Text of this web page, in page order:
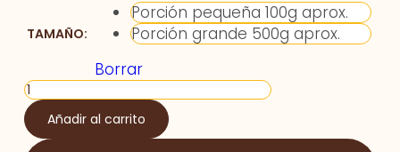
TAMAÑO:
Porción pequeña 100g aprox.
Porción grande 500g aprox.
Borrar
Añadir al carrito